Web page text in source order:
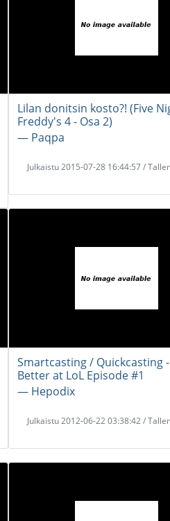
Lilan donitsin kosto?! (Five
Freddy's 4 - Osa 2)
― Paqpa
Julkaistu 2015-07-28 16:44:57 /
Smartcasting / Quickcasting
Better at LoL Episode #1
― Hepodix
Julkaistu 2012-06-22 03:38:42 /